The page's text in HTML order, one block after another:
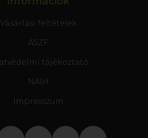
Vásárlási feltételek
ÁSZF
tájékoztató
NAIH
Impresszum